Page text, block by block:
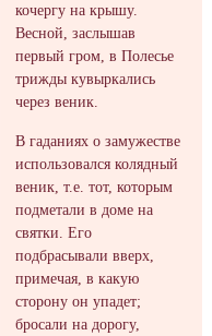
кочергу на крышу.
Весной, заслышав
первый гром, в Полесье
трижды кувыркались
через веник.
В гаданиях о замужестве
использовался колядный
веник, т.е. тот, которым
подметали в доме на
святки. Его
подбрасывали вверх,
примечая, в какую
сторону он упадет;
бросали на дорогу,